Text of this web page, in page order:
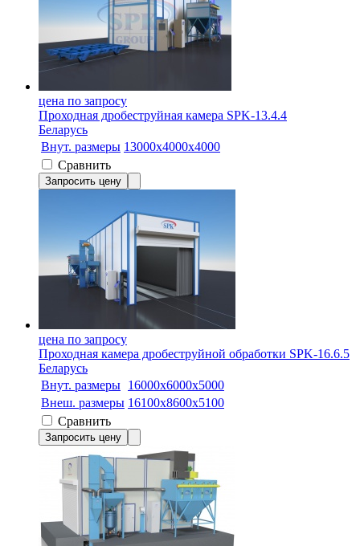
цена по запросу
Проходная дробеструйная камера SPK-13.4.4
Беларусь
Внут. размеры 13000х4000х4000
Сравнить
Запросить цену
цена по запросу
Проходная камера дробеструйной обработки SPK-16.6.5
Беларусь
Внут. размеры 16000х6000х5000
Внеш. размеры 16100х8600х5100
Сравнить
Запросить цену